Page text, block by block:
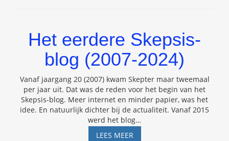
Het eerdere Skepsis-
blog (2007-2024)
Vanaf jaargang 20 (2007) kwam Skepter maar tweemaal
per jaar uit. Dat was de reden voor het begin van het
Skepsis-blog. Meer internet en minder papier, was het
idee. En natuurlijk dichter bij de actualiteit. Vanaf 2015
werd het blog…
LEES MEERHET